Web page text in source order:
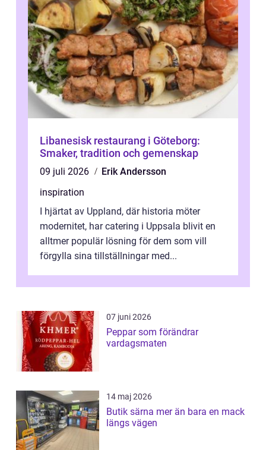
Libanesisk restaurang i Göteborg:
Smaker, tradition och gemenskap
09 juli 2026
Erik Andersson
inspiration
I hjärtat av Uppland, där historia möter
modernitet, har catering i Uppsala blivit en
alltmer populär lösning för dem som vill
förgylla sina tillställningar med...
07 juni 2026
Peppar som förändrar
vardagsmaten
14 maj 2026
Butik särna mer än bara en mack
längs vägen